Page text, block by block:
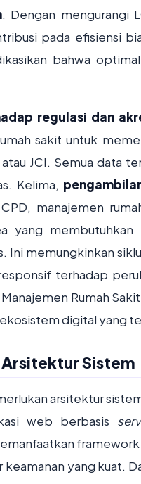
. Dengan mengurangi
pada efisiensi
bahwa
regulasi dan
sakit untuk
JCI. Semua data
Kelima,
manajemen
yang
memungkinkan
terhadap
Rumah
digital yang
Sistem
arsitektur
web berbasis
yang kuat.